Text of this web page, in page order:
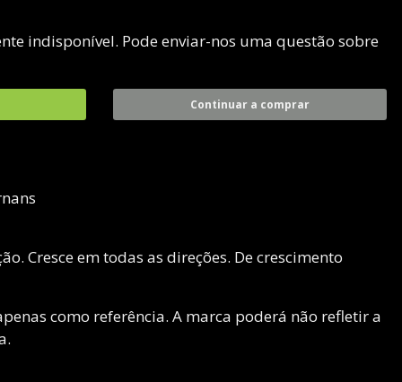
indisponível. Pode enviar-nos uma questão sobre
Continuar a comprar
Cresce em todas as direções. De crescimento
como referência. A marca poderá não refletir a